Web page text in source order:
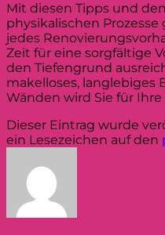
Mit diesen Tipps und
physikalischen
jedes
Zeit für eine sorgfältige
den Tiefengrund
makelloses, langlebiges
Wänden wird Sie für
Dieser Eintrag wurde
ein Lesezeichen auf den